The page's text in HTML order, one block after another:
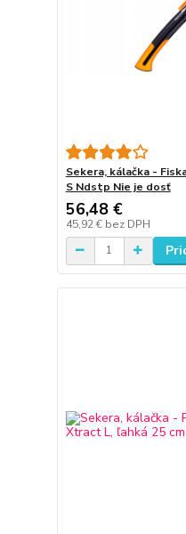
Sekera, kálačka -
S Ndstp Nie je dosť
56,48 €
45,92 € bez DPH